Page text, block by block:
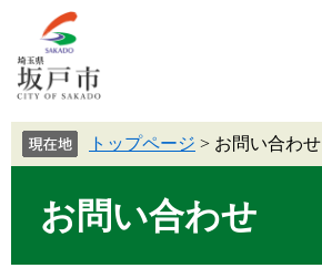
トップページ > お問い合わせ
お問い合わせ